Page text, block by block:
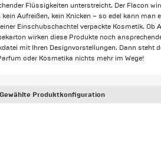
Flüssigkeiten unterstreicht. Der Flacon
Aufreißen, kein Knicken – so edel kann man
Einschubschachtel verpackte Kosmetik. Ob
wirken diese Produkte noch
mit Ihren Designvorstellungen. Dann steht
oder Kosmetika nichts mehr im Wege!
Gewählte Produktkonfiguration